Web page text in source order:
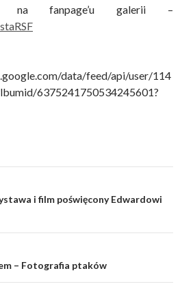
na fanpage’u galerii –
data/feed/api/user/114
6375241750534245601?
i film poświęcony Edwardowi
– Fotografia ptaków